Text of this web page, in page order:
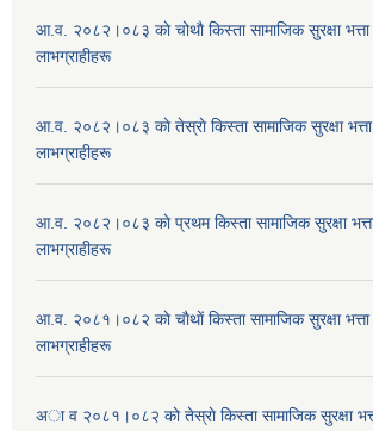
आ.व. २०८२।०८३ काे चोथाै‌ किस्ता सामाजिक सुरक्षा भत्ता
लाभग्राहीहरू
आ.व. २०८२।०८३ काे तेस्राे किस्ता सामाजिक सुरक्षा भत्ता
लाभग्राहीहरू
आ.व. २०८२।०८३ काे प्रथम किस्ता सामाजिक सुरक्षा
लाभग्राहीहरू
आ.व. २०८१।०८२ काे चाैथाें किस्ता सामाजिक सुरक्षा भत्ता
लाभग्राहीहरू
अा व २०८१।०८२ काे तेस्राे किस्ता सामाजिक सुरक्षा